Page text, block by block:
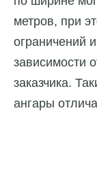
метров, при
ограничений
зависимости
заказчика.
ангары